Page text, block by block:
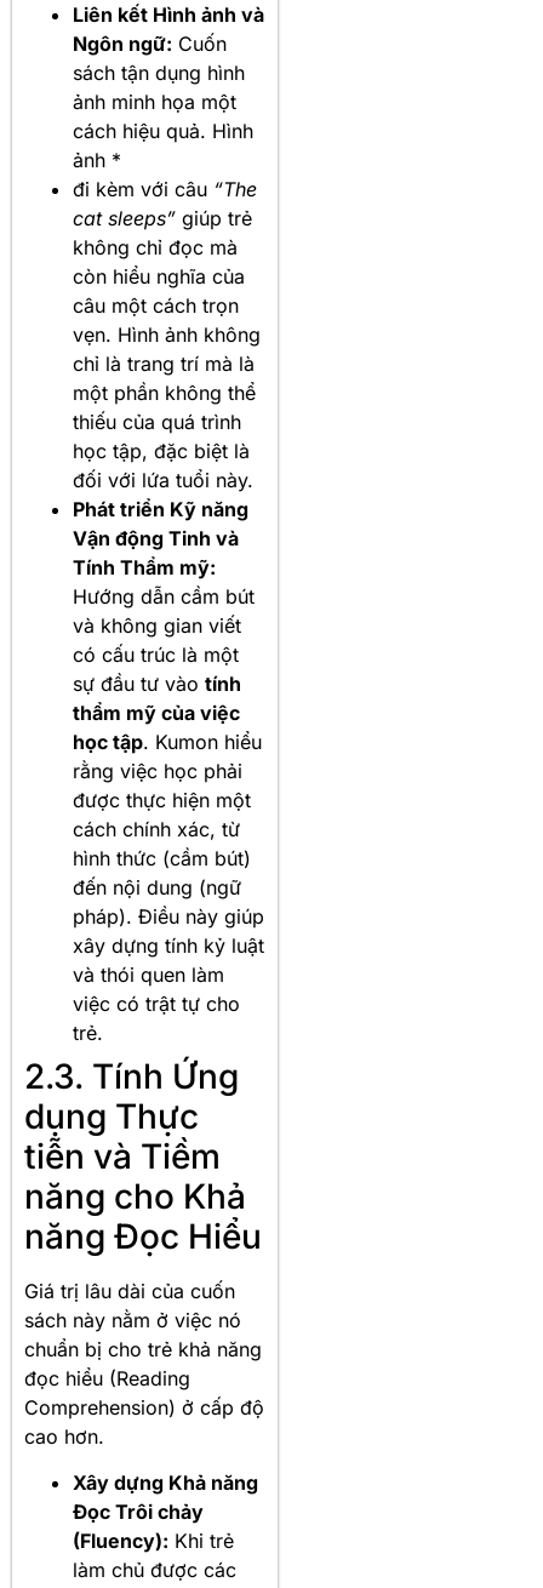
Liên kết Hình ảnh và
Ngôn ngữ: Cuốn
sách tận dụng hình
ảnh minh họa một
cách hiệu quả. Hình
ảnh *
đi kèm với câu “The
cat sleeps” giúp trẻ
không chỉ đọc mà
còn hiểu nghĩa của
câu một cách trọn
vẹn. Hình ảnh không
chỉ là trang trí mà là
một phần không thể
thiếu của quá trình
học tập, đặc biệt là
đối với lứa tuổi này.
Phát triển Kỹ năng
Vận động Tinh và
Tính Thẩm mỹ:
Hướng dẫn cầm bút
và không gian viết
có cấu trúc là một
sự đầu tư vào tính
thẩm mỹ của việc
học tập. Kumon hiểu
rằng việc học phải
được thực hiện một
cách chính xác, từ
hình thức (cầm bút)
đến nội dung (ngữ
pháp). Điều này giúp
xây dựng tính kỷ luật
và thói quen làm
việc có trật tự cho
trẻ.
2.3. Tính Ứng
dụng Thực
tiễn và Tiềm
năng cho Khả
năng Đọc Hiểu
Giá trị lâu dài của cuốn
sách này nằm ở việc nó
chuẩn bị cho trẻ khả năng
đọc hiểu (Reading
Comprehension) ở cấp độ
cao hơn.
Xây dựng Khả năng
Đọc Trôi chảy
(Fluency): Khi trẻ
làm chủ được các